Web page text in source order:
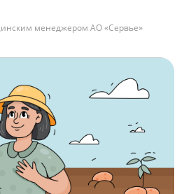
менеджером АО «Сервье»